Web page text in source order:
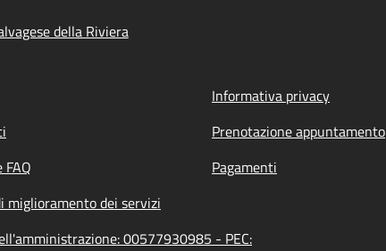
della Riviera
Informativa privacy
Prenotazione appuntamento
FAQ Pagamenti
miglioramento dei servizi
00577930985 - PEC: